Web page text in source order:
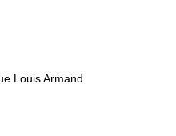
Louis Armand